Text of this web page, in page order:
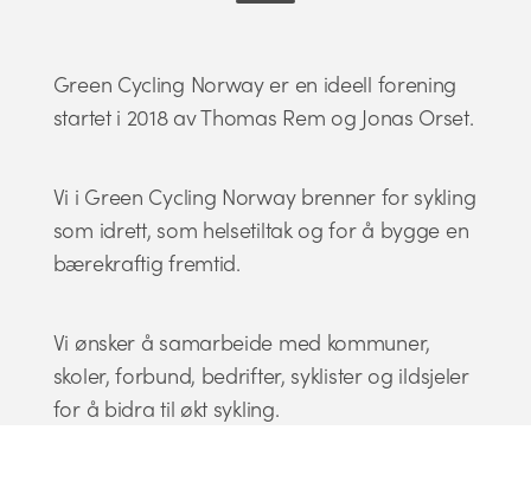
Green Cycling Norway er en ideell forening
startet i 2018 av Thomas Rem og Jonas Orset.
Vi i Green Cycling Norway brenner for sykling
som idrett, som helsetiltak og for å bygge en
bærekraftig fremtid.
Vi ønsker å samarbeide med kommuner,
skoler, forbund, bedrifter, syklister og ildsjeler
for å bidra til økt sykling.